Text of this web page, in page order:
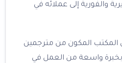
والفورية إلى عملائه في
المكون من مترجمين
واسعة من العمل في